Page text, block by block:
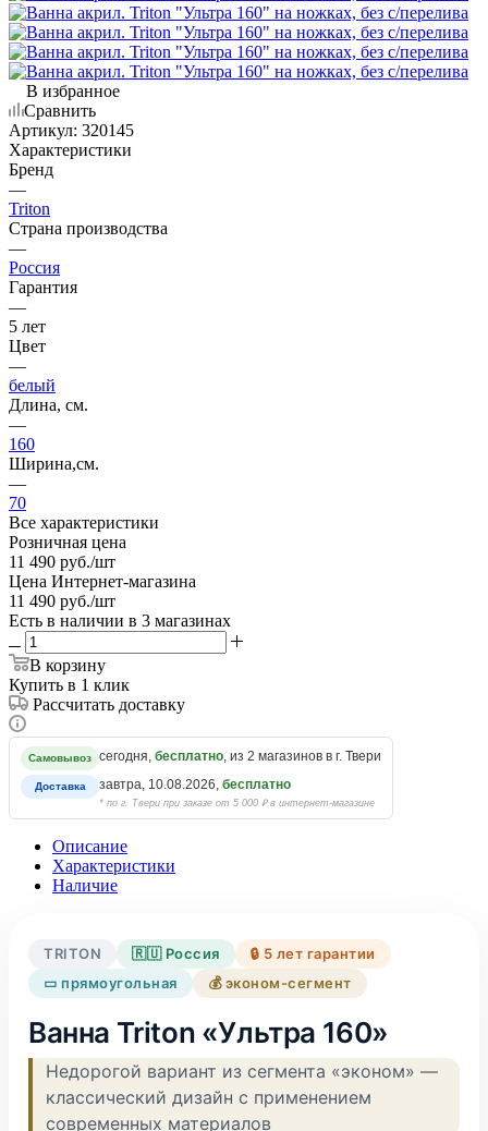
В избранное
Сравнить
Артикул: 320145
Характеристики
Бренд
—
Triton
Страна производства
—
Россия
Гарантия
—
5 лет
Цвет
—
белый
Длина, см.
—
160
Ширина,см.
—
70
Все характеристики
Розничная цена
11 490 руб./шт
Цена Интернет-магазина
11 490 руб./шт
Есть в наличии в 3 магазинах
В корзину
Купить в 1 клик
Рассчитать доставку
Самовывоз сегодня, бесплатно, из 2 магазинов в г. Твери
Доставка завтра, 10.08.2026, бесплатно
* по г. Твери при заказе от 5 000 ₽ в интернет-магазине
Описание
Характеристики
Наличие
TRITON 🇷🇺 Россия
🔒 5 лет гарантии
▭ прямоугольная
💰 эконом-сегмент
Ванна Triton «Ультра 160»
Недорогой вариант из сегмента «эконом» —
классический дизайн с применением
современных материалов